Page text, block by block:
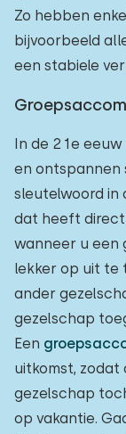
Zo hebben
bijvoorbeeld
een stabiele
In de 21e
en ontspannen
sleutelwoord in
dat heeft direct
wanneer u een
lekker op uit te
ander
gezelschap
Een
uitkomst, zodat
gezelschap
op vakantie.